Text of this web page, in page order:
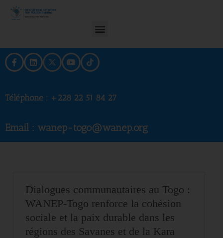
Téléphone : +228 22 51 84 27
Email : wanep-togo@wanep.org
Dialogues communautaires au Togo :
WANEP-Togo renforce la cohésion
sociale et la paix durable dans les
régions des Savanes et de la Kara